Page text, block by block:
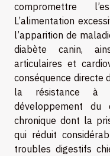
compromettre
L’alimentation
l’apparition de
diabète canin,
articulaires et
conséquence directe
la résistance à
développement du
chronique dont la
qui réduit
troubles digestifs